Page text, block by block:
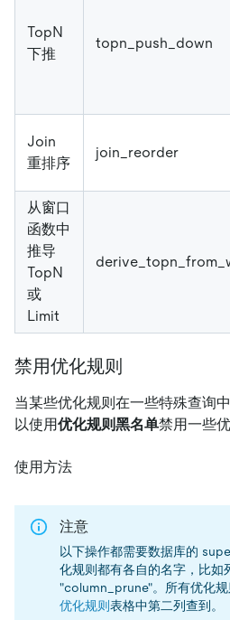
TopN
下推
topn_push_down
Join
重排序
join_reorder
从窗口
函数中
推导
TopN
或
Limit
禁用优化规则
当某些优化规则在一些特殊查询
以使用优化规则黑名单禁用一些
使用方法
注意
以下操作都需要数据库的
化规则都有各自的名字，比如
"column_prune"。所有优化
优化规则表格中第二列查到。